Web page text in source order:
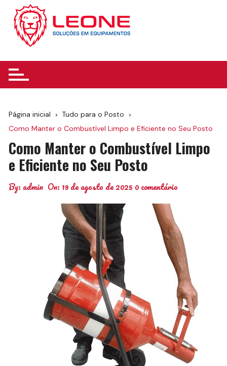
para
conteúdo
Página inicial
Tudo para o Posto
Como Manter o Combustível Limpo e Eficiente no Seu Posto
Como Manter o Combustível Limpo
e Eficiente no Seu Posto
By: admin On: 19 de agosto de 2025 0 comentário